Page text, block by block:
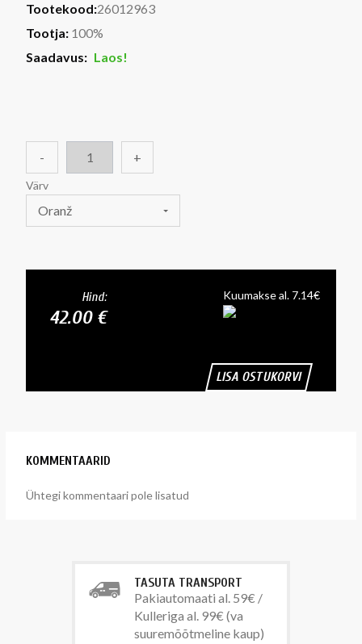
Tootekood:26012963
Tootja: 100%
Saadavus: Laos!
- +
Värv
Oranž
Hind:
42.00 €
Kuumakse al. 7.14€
LISA OSTUKORVI
KOMMENTAARID
Ühtegi kommentaari pole lisatud
TASUTA TRANSPORT
Pakiautomaati al. 59€ /
Kulleriga al. 99€ (va
suuremõõtmeline kaup)